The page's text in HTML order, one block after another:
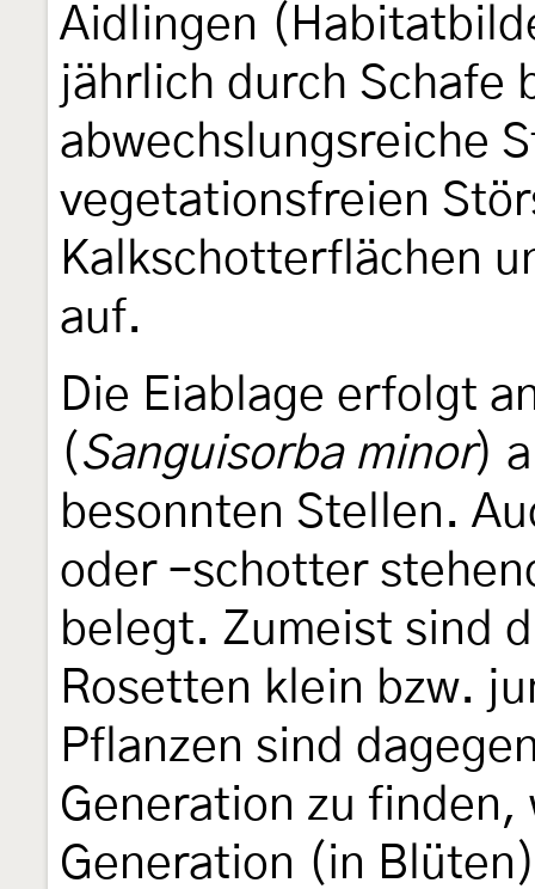
Aidlingen
jährlich durch Schafe
abwechslungsreiche
vegetationsfreien
Kalkschotterflächen
auf.
Die Eiablage erfolgt
( Sanguisorba minor)
besonnten Stellen.
oder –schotter
belegt. Zumeist sind
Rosetten klein bzw.
Pflanzen sind
Generation zu
Generation (in